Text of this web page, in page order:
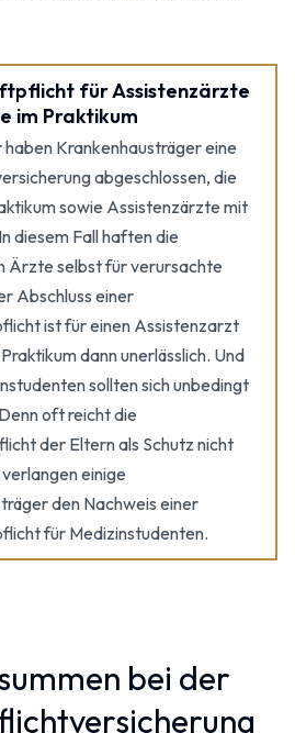
für Assistenzärzte
im Praktikum
haben Krankenhausträger eine
abgeschlossen, die
sowie Assistenzärzte mit
diesem Fall haften die
Ärzte selbst für verursachte
Abschluss einer
ist für einen Assistenzarzt
dann unerlässlich. Und
sollten sich unbedingt
oft reicht die
der Eltern als Schutz nicht
einige
den Nachweis einer
für Medizinstudenten.
bei der